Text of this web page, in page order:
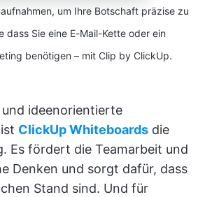
um Ihre Botschaft präzise zu
dass Sie eine E-Mail-Kette oder ein
benötigen – mit Clip by ClickUp.
ideenorientierte
ClickUp Whiteboards die
Es fördert die Teamarbeit und
Denken und sorgt dafür, dass
Stand sind. Und für